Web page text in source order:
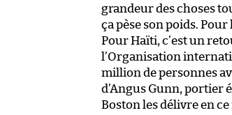
grandeur des choses
ça pèse son poids.
Pour Haïti, c’est un
l’Organisation
million de personnes
d’Angus Gunn, portier
Boston les délivre en